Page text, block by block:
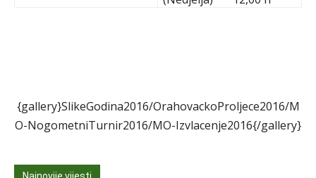
{gallery}SlikeGodina2016/OrahovackoProljece2016/M
O-NogometniTurnir2016/MO-Izvlacenje2016{/gallery}